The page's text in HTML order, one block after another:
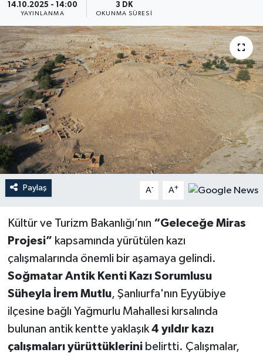
14.10.2025 - 14:00
YAYINLANMA
3 DK
OKUNMA SÜRESI
Paylaş A- A+
Kültür ve Turizm Bakanlığı’nın “Geleceğe Miras
Projesi” kapsamında yürütülen kazı
çalışmalarında önemli bir aşamaya gelindi.
Soğmatar Antik Kenti Kazı Sorumlusu
Süheyla İrem Mutlu, Şanlıurfa'nın Eyyübiye
ilçesine bağlı Yağmurlu Mahallesi kırsalında
bulunan antik kentte yaklaşık 4 yıldır kazı
çalışmaları yürüttüklerinibelirtti. Çalışmalar,